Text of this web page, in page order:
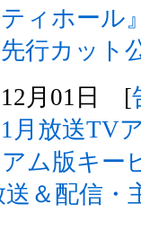
ティホール
行カット
12月01日 [
月放送TV
ム版キー
送＆配信・